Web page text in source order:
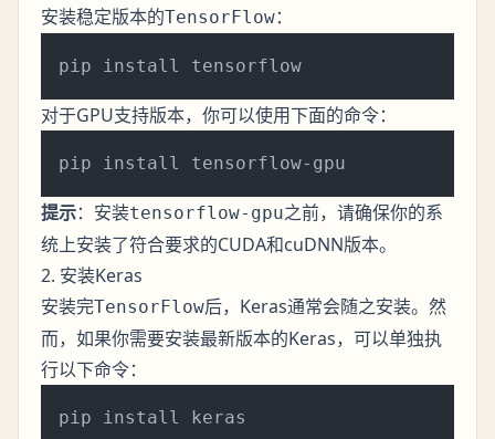
安装稳定版本的TensorFlow：
对于GPU支持版本，你可以使用下面的命令：
提示：安装tensorflow-gpu之前，请确保你的系
统上安装了符合要求的CUDA和cuDNN版本。
2. 安装Keras
安装完TensorFlow后，Keras通常会随之安装。然
而，如果你需要安装最新版本的Keras，可以单独执
行以下命令：